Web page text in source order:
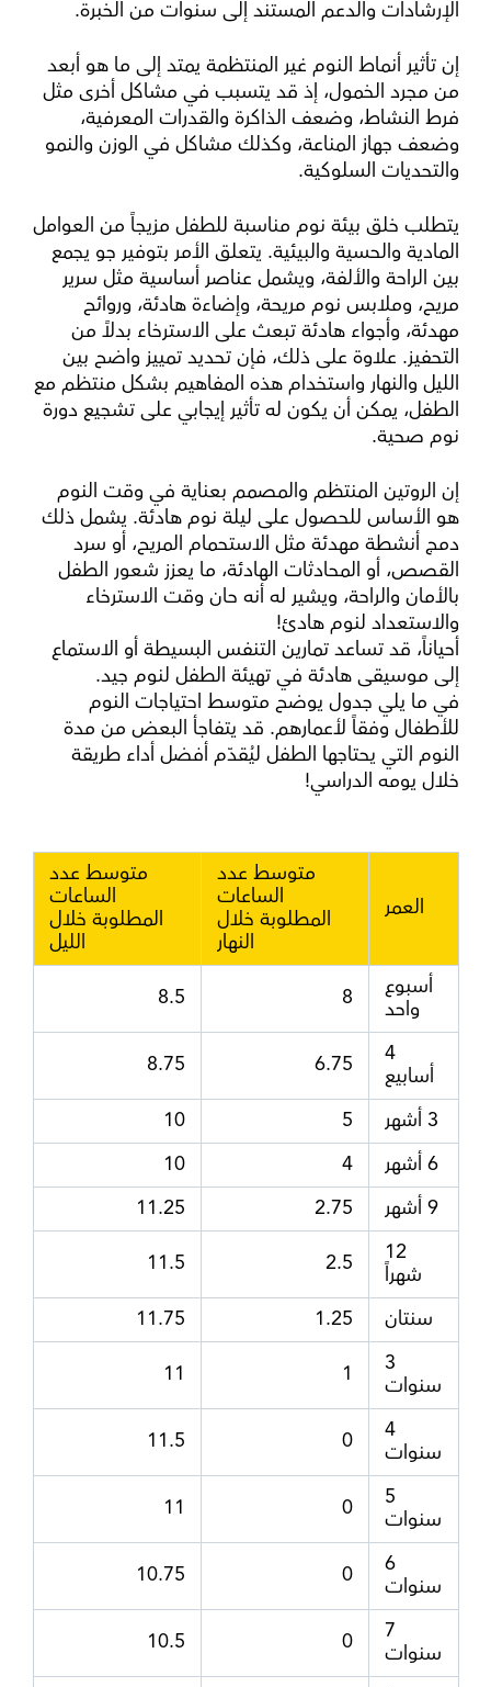
الإرشادات والدعم المستند إلى سنوات من الخبرة.
إن تأثير أنماط النوم غير المنتظمة يمتد إلى ما هو أبعد
من مجرد الخمول، إذ قد يتسبب في مشاكل أخرى مثل
فرط النشاط، وضعف الذاكرة والقدرات المعرفية،
وضعف جهاز المناعة، وكذلك مشاكل في الوزن والنمو
والتحديات السلوكية.
يتطلب خلق بيئة نوم مناسبة للطفل مزيجاً من العوامل
المادية والحسية والبيئية. يتعلق الأمر بتوفير جو يجمع
بين الراحة والألفة، ويشمل عناصر أساسية مثل سرير
مريح، وملابس نوم مريحة، وإضاءة هادئة، وروائح
مهدئة، وأجواء هادئة تبعث على الاسترخاء بدلاً من
التحفيز. علاوة على ذلك، فإن تحديد تمييز واضح بين
الليل والنهار واستخدام هذه المفاهيم بشكل منتظم مع
الطفل، يمكن أن يكون له تأثير إيجابي على تشجيع دورة
نوم صحية.
إن الروتين المنتظم والمصمم بعناية في وقت النوم
هو الأساس للحصول على ليلة نوم هادئة. يشمل ذلك
دمج أنشطة مهدئة مثل الاستحمام المريح، أو سرد
القصص، أو المحادثات الهادئة، ما يعزز شعور الطفل
بالأمان والراحة، ويشير له أنه حان وقت الاسترخاء
والاستعداد لنوم هادئ!
أحياناً، قد تساعد تمارين التنفس البسيطة أو الاستماع
إلى موسيقى هادئة في تهيئة الطفل لنوم جيد.
في ما يلي جدول يوضح متوسط احتياجات النوم
للأطفال وفقاً لأعمارهم. قد يتفاجأ البعض من مدة
النوم التي يحتاجها الطفل ليُقدّم أفضل أداء طريقة
خلال يومه الدراسي!
العمر
متوسط عدد
الساعات
المطلوبة خلال
النهار
متوسط عدد
الساعات
المطلوبة خلال
الليل
أسبوع
واحد
8
8.5
4
أسابيع
6.75
8.75
3 أشهر 5
10
6 أشهر 4
10
9 أشهر 2.75
11.25
12
شهراً
2.5
11.5
سنتان 1.25
11.75
3
سنوات
1
11
4
سنوات
0
11.5
5
سنوات
0
11
6
سنوات
0
10.75
7
سنوات
0
10.5